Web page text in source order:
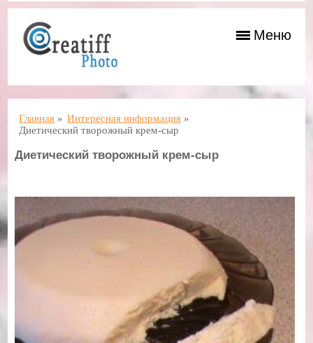
Меню
Главная » Интересная информация »
Диетический творожный крем-сыр
Диетический творожный крем-сыр